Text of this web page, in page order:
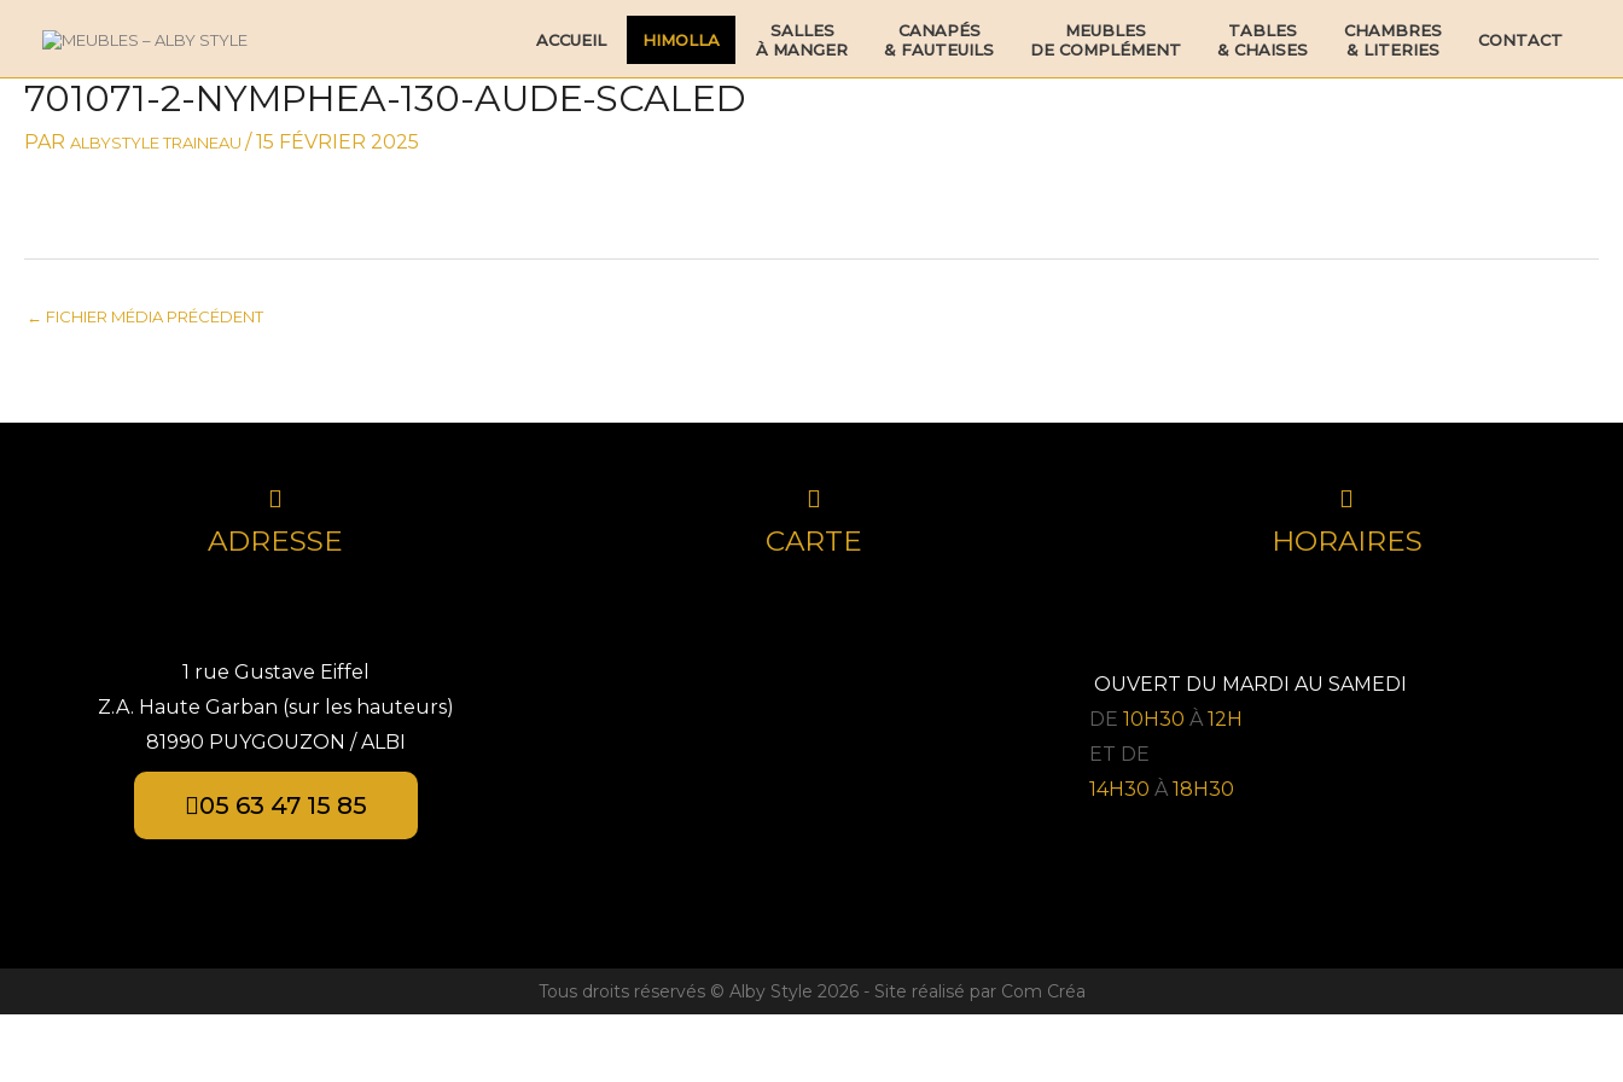
CONTENU
ACCUEIL HIMOLLA
SALLES
À MANGER
CANAPÉS
& FAUTEUILS
MEUBLES
DE COMPLÉMENT
TABLES
& CHAISES
CHAMBRES
& LITERIES
CONTACT
701071-2-NYMPHEA-130-AUDE-SCALED
PAR ALBYSTYLE TRAINEAU /15 FÉVRIER 2025
NAVIGATION
DES
← FICHIER MÉDIA PRÉCÉDENT
ADRESSE
1 rue Gustave Eiffel
Z.A. Haute Garban (sur les hauteurs)
81990 PUYGOUZON / ALBI
05 63 47 15 85
CARTE HORAIRES
OUVERT DU MARDI AU SAMEDI
DE 10H30 À 12H
ET DE
14H30 À 18H30
Tous droits réservés © Alby Style 2026 - Site réalisé par Com Créa